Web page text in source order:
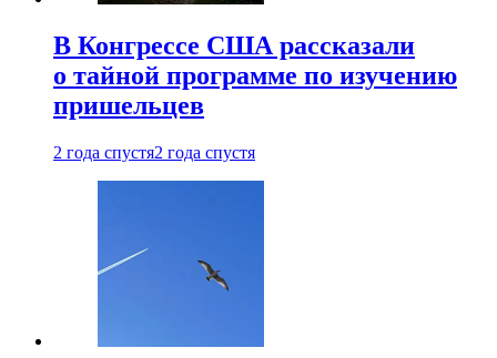
В Конгрессе США рассказали
о тайной программе по изучению
пришельцев
2 года спустя2 года спустя